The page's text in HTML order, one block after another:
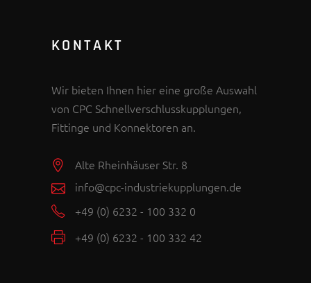
KONTAKT
Wir bieten Ihnen hier eine große Auswahl
von CPC Schnellverschlusskupplungen,
Fittinge und Konnektoren an.
Alte Rheinhäuser Str. 8
info@cpc-industriekupplungen.de
+49 (0) 6232 - 100 332 0
+49 (0) 6232 - 100 332 42